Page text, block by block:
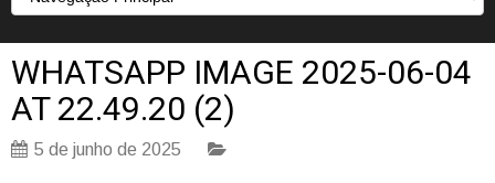
WHATSAPP IMAGE 2025-06-04
AT 22.49.20 (2)
5 de junho de 2025